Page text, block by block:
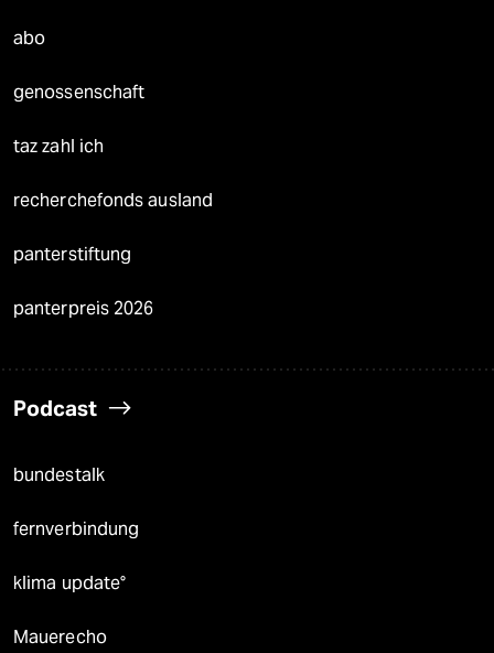
abo
genossenschaft
taz zahl ich
recherchefonds ausland
panterstiftung
panterpreis 2026
Podcast
bundestalk
fernverbindung
klima update°
Mauerecho